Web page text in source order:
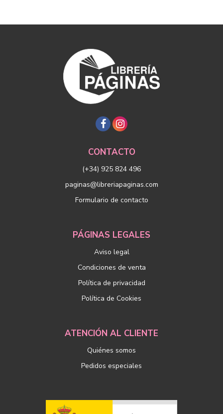
CONTACTO
(+34) 925 824 496
paginas@libreriapaginas.com
Formulario de contacto
PÁGINAS LEGALES
Aviso legal
Condiciones de venta
Política de privacidad
Política de Cookies
ATENCIÓN AL CLIENTE
Quiénes somos
Pedidos especiales